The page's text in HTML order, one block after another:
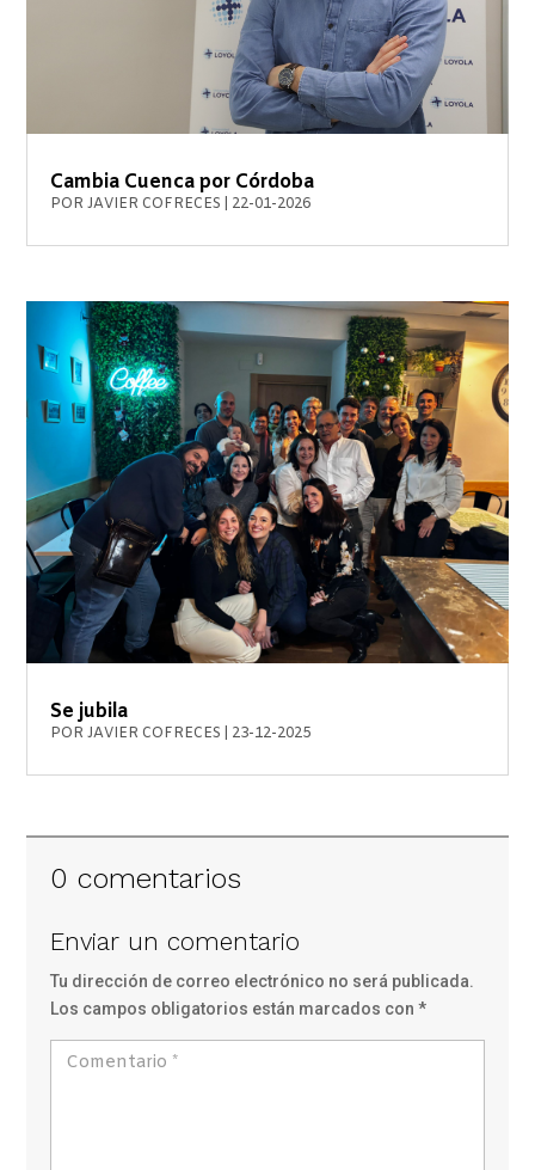
Cambia Cuenca por Córdoba
PORJAVIER COFRECES 22-01-2026
Se jubila
PORJAVIER COFRECES 23-12-2025
0 comentarios
Enviar un comentario
Tu dirección de correo electrónico no será publicada.
Los campos obligatorios están marcados con*